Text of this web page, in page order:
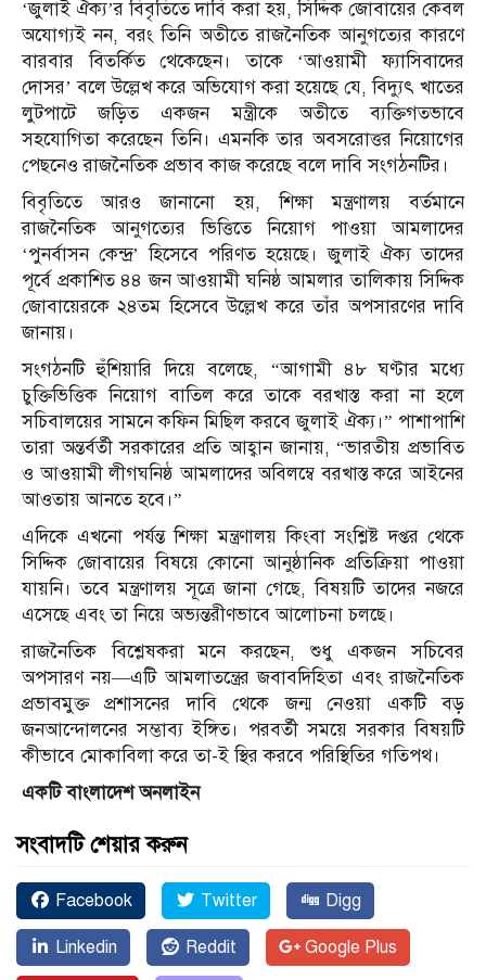
‘জুলাই ঐক্য’র বিবৃতিতে দাবি করা হয়, সিদ্দিক জোবায়ের কেবল
অযোগ্যই নন, বরং তিনি অতীতে রাজনৈতিক আনুগত্যের কারণে
বারবার বিতর্কিত থেকেছেন। তাকে ‘আওয়ামী ফ্যাসিবাদের
দোসর’ বলে উল্লেখ করে অভিযোগ করা হয়েছে যে, বিদ্যুৎ খাতের
লুটপাটে জড়িত একজন মন্ত্রীকে অতীতে ব্যক্তিগতভাবে
সহযোগিতা করেছেন তিনি। এমনকি তার অবসরোত্তর নিয়োগের
পেছনেও রাজনৈতিক প্রভাব কাজ করেছে বলে দাবি সংগঠনটির।
বিবৃতিতে আরও জানানো হয়, শিক্ষা মন্ত্রণালয় বর্তমানে
রাজনৈতিক আনুগত্যের ভিত্তিতে নিয়োগ পাওয়া আমলাদের
‘পুনর্বাসন কেন্দ্র’ হিসেবে পরিণত হয়েছে। জুলাই ঐক্য তাদের
পূর্বে প্রকাশিত ৪৪ জন আওয়ামী ঘনিষ্ঠ আমলার তালিকায় সিদ্দিক
জোবায়েরকে ২৪তম হিসেবে উল্লেখ করে তাঁর অপসারণের দাবি
জানায়।
সংগঠনটি হুঁশিয়ারি দিয়ে বলেছে, “আগামী ৪৮ ঘণ্টার মধ্যে
চুক্তিভিত্তিক নিয়োগ বাতিল করে তাকে বরখাস্ত করা না হলে
সচিবালয়ের সামনে কফিন মিছিল করবে জুলাই ঐক্য।” পাশাপাশি
তারা অন্তর্বর্তী সরকারের প্রতি আহ্বান জানায়, “ভারতীয় প্রভাবিত
ও আওয়ামী লীগঘনিষ্ঠ আমলাদের অবিলম্বে বরখাস্ত করে আইনের
আওতায় আনতে হবে।”
এদিকে এখনো পর্যন্ত শিক্ষা মন্ত্রণালয় কিংবা সংশ্লিষ্ট দপ্তর থেকে
সিদ্দিক জোবায়ের বিষয়ে কোনো আনুষ্ঠানিক প্রতিক্রিয়া পাওয়া
যায়নি। তবে মন্ত্রণালয় সূত্রে জানা গেছে, বিষয়টি তাদের নজরে
এসেছে এবং তা নিয়ে অভ্যন্তরীণভাবে আলোচনা চলছে।
রাজনৈতিক বিশ্লেষকরা মনে করছেন, শুধু একজন সচিবের
অপসারণ নয়—এটি আমলাতন্ত্রের জবাবদিহিতা এবং রাজনৈতিক
প্রভাবমুক্ত প্রশাসনের দাবি থেকে জন্ম নেওয়া একটি বড়
জনআন্দোলনের সম্ভাব্য ইঙ্গিত। পরবর্তী সময়ে সরকার বিষয়টি
কীভাবে মোকাবিলা করে তা-ই স্থির করবে পরিস্থিতির গতিপথ।
একটি বাংলাদেশ অনলাইন
সংবাদটি শেয়ার করুন
Facebook Twitter Digg
Linkedin Reddit Google Plus